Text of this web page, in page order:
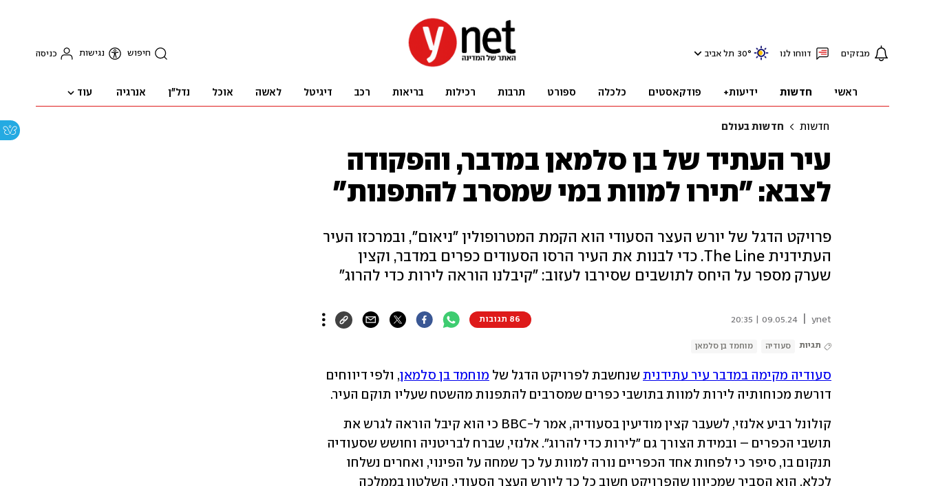
מבזקים דווחו לנו 30° תל אביב חיפוש נגישות כניסה
ראשי חדשות ידיעות+ פודקאסטים כלכלה ספורט תרבות רכילות בריאות רכב דיגיטל לאשה אוכל נדל"ן אנרגיה עוד
חדשות חדשות בעולם
עיר העתיד של בן סלמאן במדבר, והפקודה
לצבא: "תירו למוות במי שמסרב להתפנות"
פרויקט הדגל של יורש העצר הסעודי הוא הקמת המטרופולין "ניאום", ובמרכזו העיר
העתידנית The Line. כדי לבנות את העיר הרסו הסעודים כפרים במדבר, וקצין
שערק מספר על היחס לתושבים שסירבו לעזוב: "קיבלנו הוראה לירות כדי להרוג"
ynet
09.05.24 | 20:35 86 תגובות
תגיות סעודיה מוחמד בן סלמאן
סעודיה מקימה במדבר עיר עתידנית שנחשבת לפרויקט הדגל של מוחמד בן סלמאן
דורשת מכוחותיה לירות למוות בתושבי כפרים שמסרבים להתפנות מהשטח שעליו תוקם העיר.